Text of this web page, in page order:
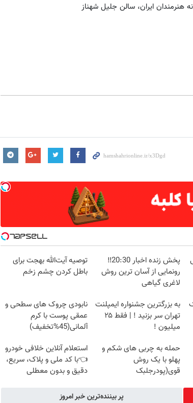
هنرمندان ایران، سالن جلیل شهناز
پخش زنده اخبار 20:30‼️
رونمایی از آسان ترین روش
لاغری گیاهی
توصیه آیت‌الله بهجت برای
باطل کردن چشم زخم
به بزرگترین جشنواره ایمپلنت
تهران سر بزنید ! | فقط ۲۵
میلیون !
نابودی چروک های سطحی و
عمقی پوست با کرم
آلمانی(45%تخفیف)
حمله به چربی های شکم و
پهلو با یک روش
قوی(پودرجلبک
استعلام آنلاین خلافی خودرو
👈با کد ملی و پلاک، سریع،
دقیق و بدون معطلی
پر بیننده‌ترین خبر امروز